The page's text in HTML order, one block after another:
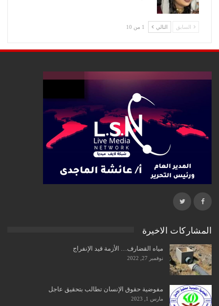
السابق التالي 1 من 10
المشاركات الاخيرة
مياه القضارف… الأزمة قيد الإنفراج
نوفمبر 27, 2022
مفوضية حقوق الإنسان تطالب بتحقيق عاجل
مارس 1, 2023